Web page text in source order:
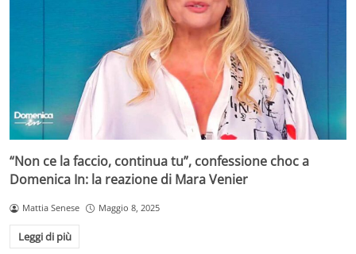
“Non ce la faccio, continua tu”, confessione choc a
Domenica In: la reazione di Mara Venier
Mattia Senese Maggio 8, 2025
Leggi di più